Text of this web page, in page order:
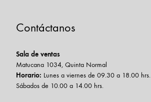
Contáctanos
Sala de ventas
Matucana 1034, Quinta Normal
Horario: Lunes a viernes de 09.30 a 18.00 hrs.
Sábados de 10.00 a 14.00 hrs.